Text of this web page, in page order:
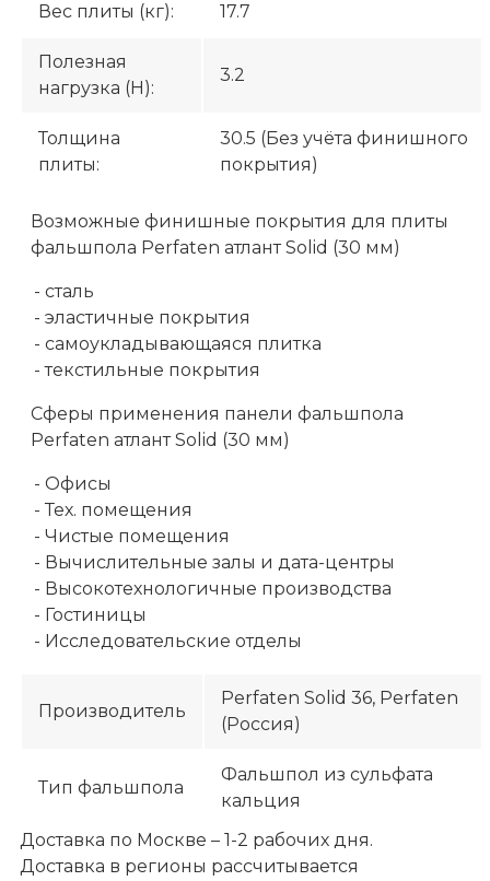
Вес плиты (кг): 17.7
Полезная
нагрузка (H):
3.2
Толщина
плиты:
30.5 (Без учёта финишного
покрытия)
Возможные финишные покрытия для плиты
фальшпола Perfaten атлант Solid (30 мм)
- сталь
- эластичные покрытия
- самоукладывающаяся плитка
- текстильные покрытия
Сферы применения панели фальшпола
Perfaten атлант Solid (30 мм)
- Офисы
- Тех. помещения
- Чистые помещения
- Вычислительные залы и дата-центры
- Высокотехнологичные производства
- Гостиницы
- Исследовательские отделы
Производитель
Perfaten Solid 36, Perfaten
(Россия)
Тип фальшпола
Фальшпол из сульфата
кальция
Доставка по Москве – 1-2 рабочих дня.
Доставка в регионы рассчитывается